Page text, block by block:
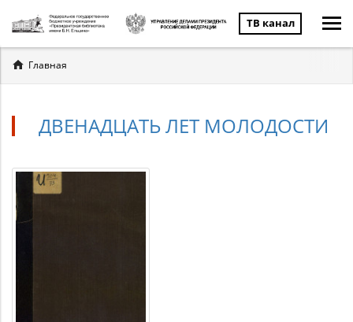
ТВ канал
Вы
здесь
Главная
ДВЕНАДЦАТЬ ЛЕТ МОЛОДОСТИ